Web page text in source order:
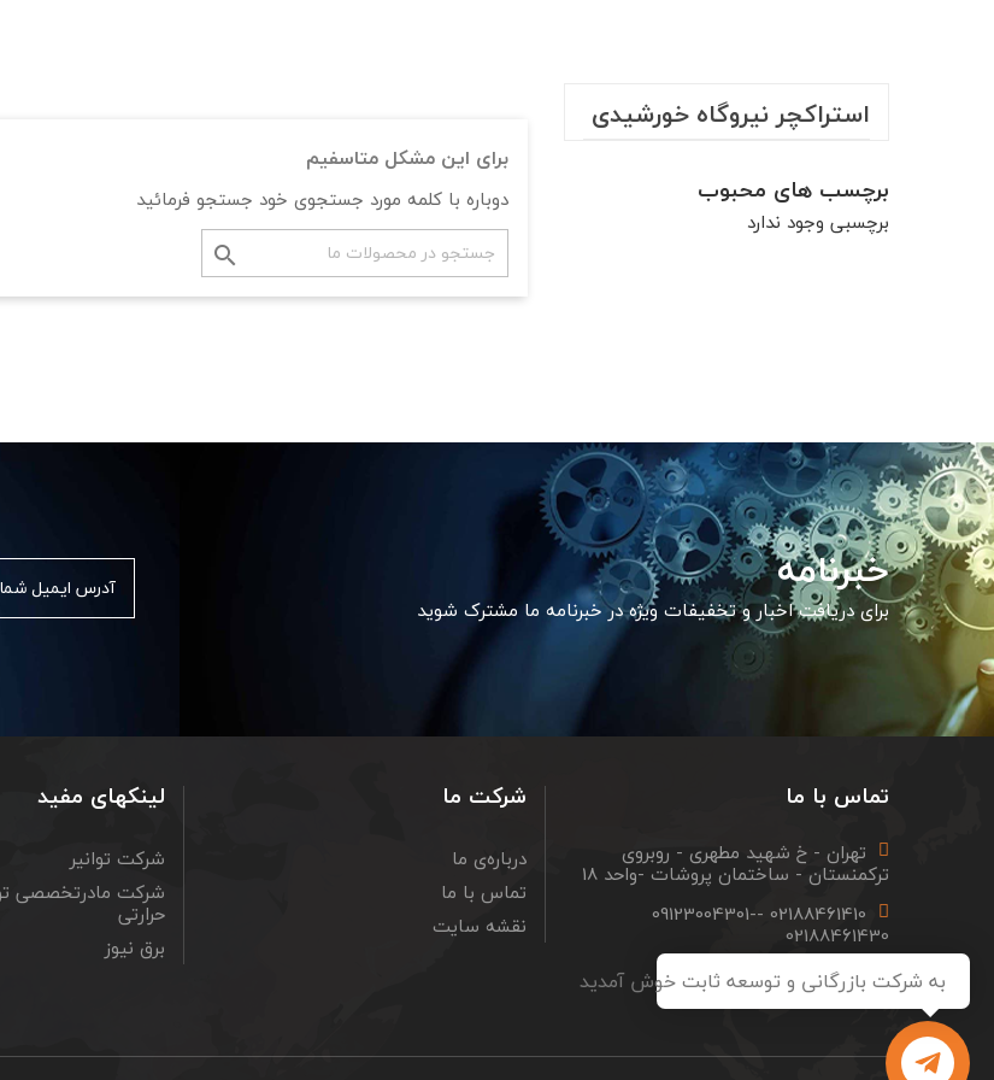
استراکچر نیروگاه خورشیدی
برچسب های محبوب
برچسبی وجود ندارد
برای این مشکل متاسفیم
دوباره با کلمه مورد جستجوی خود جستجو فرمائید

خبرنامه
برای دریافت اخبار و تخفیفات ویژه در خبرنامه ما مشترک شوید
تماس با ما
تهران - خ شهید مطهری - روبروی
ترکمنستان - ساختمان پروشات -واحد 18
02188461410 -09123004301-
02188461430
Info@sabeteng.com
شرکت ما
درباره‌ی ما
تماس با ما
نقشه سایت
لینکهای مفید
شرکت توانیر
شرکت مادرتخصصی
حرارتی
برق نیوز
به شرکت بازرگانی و توسعه ثابت خوش آمدید